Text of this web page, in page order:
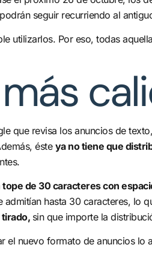
seguir recurriendo al
utilizarlos. Por eso, todas
que revisa los anuncios de
éste ya no tiene que
tope de 30 caracteres con
hasta 30 caracteres, lo
sin que importe la
el nuevo formato de anuncios